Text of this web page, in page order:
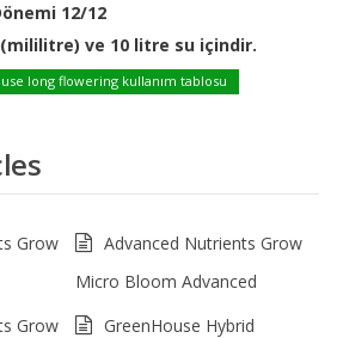
12/12
ve 10 litre su içindir.
long flowering kullanım tablosu
Grow
Advanced Nutrients Grow
Micro Bloom Advanced
Grow
GreenHouse Hybrid